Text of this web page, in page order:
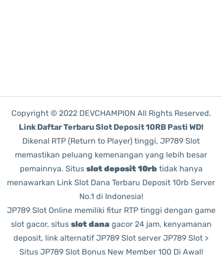
Copyright © 2022 DEVCHAMPION All Rights Reserved.
Link Daftar Terbaru Slot Deposit 10RB Pasti WD!
Dikenal RTP (Return to Player) tinggi, JP789 Slot
memastikan peluang kemenangan yang lebih besar
pemainnya. Situs slot deposit 10rb tidak hanya
menawarkan Link Slot Dana Terbaru Deposit 10rb Server
No.1 di Indonesia!
JP789 Slot Online memiliki fitur RTP tinggi dengan game
slot gacor, situs slot danagacor 24 jam, kenyamanan
deposit, link alternatif JP789 Slot server JP789 Slot >
Situs JP789 Slot Bonus New Member 100 Di Awal!